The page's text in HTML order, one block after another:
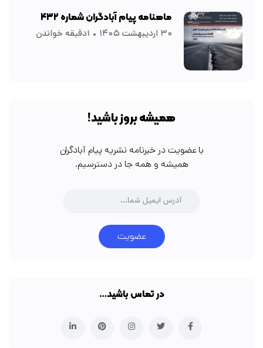
ماهنامه پیام آبادگران شماره ۴۳۲
۳۰ اردیبهشت ۱۴۰۵ ۱دقیقه خواندن
همیشه بروز باشید!
با عضویت در خبرنامه نشریه پیام آبادگران
همیشه و همه جا در دسترسیم.
عضویت
در تماس باشید…